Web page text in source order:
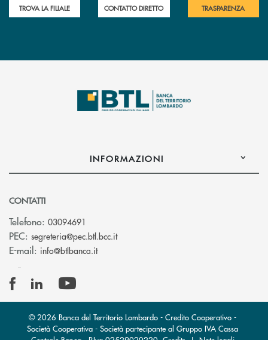
TROVA LA FILIALE CONTATTO DIRETTO TRASPARENZA
INFORMAZIONI
CONTATTI
Telefono: 03094691
PEC: segreteria@pec.btl.bcc.it(si apre l’app di posta elettronica)
E-mail: info@btlbanca.it(si apre l’app di posta elettronica)
© 2026 Banca del Territorio Lombardo - Credito Cooperativo -
Società Cooperativa - Società partecipante al Gruppo IVA Cassa